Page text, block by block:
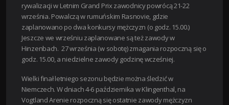
rywalizacji w Letnim Grand Prix zawodnicy powrócą 21-22
września. Powalczą w rumuńskim Rasnovie, gdzie
zaplanowano po dwa konkursy mężczyzn (o godz. 15.00.)
Jeszcze we wrześniu zaplanowane są też zawody w
Hinzenbach. 27 września (w sobotę) zmagania rozpoczną się o
godz. 15.00, a niedzielne zawody godzinę wcześniej.
Wielki finał letniego sezonu będzie można śledzić w
Niemczech. W dniach 4-6 października w Klingenthal, na
Vogtland Arenie rozpoczną się ostatnie zawody mężczyzn